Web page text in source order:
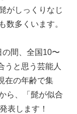
がしっくりなじ
数多くいます。
間、全国10〜
うと思う芸能人
在の年齢で集
ら、「髭が似合
表します！